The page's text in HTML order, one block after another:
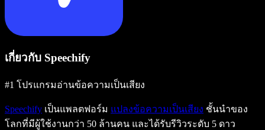
เกี่ยวกับ Speechify
#1 โปรแกรมอ่านข้อความเป็นเสียง
Speechify เป็นแพลตฟอร์ม แปลงข้อความเป็นเสียง ชั้นนำของ
โลกที่มีผู้ใช้งานกว่า 50 ล้านคน และได้รับรีวิวระดับ 5 ดาว